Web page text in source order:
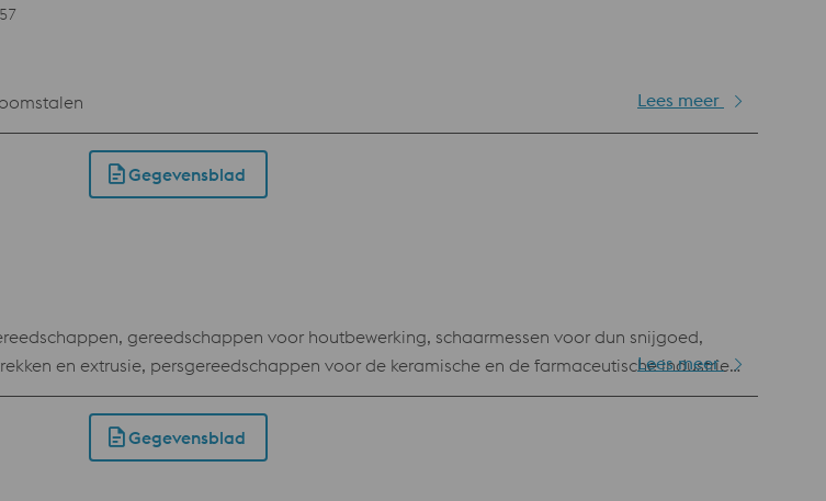
Lees meer
Gegevensblad
gereedschappen voor houtbewerking, schaarmessen voor dun snijgoed,
en extrusie, persgereedschappen voor de keramische en de farmaceutische industrie,
kleine kunststofvormen die een hoge slijtvastheid vereisen.
Lees meer
Gegevensblad